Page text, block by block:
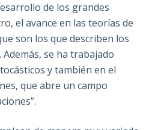
de los grandes
el avance en las teorías de
son los que describen los
se ha trabajado
y también en el
que abre un campo